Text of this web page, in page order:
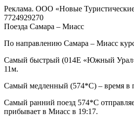
Реклама. ООО «Новые
7724929270
Поезда Самара – Миасс
По направлению Самара – Миасс
Самый быстрый (014Е «Южный
11м.
Самый медленный (574*С) – время в
Самый ранний поезд 574*С
прибывает в Миасс в 19:17.